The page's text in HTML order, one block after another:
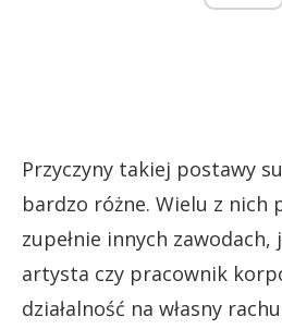
Przyczyny takiej postawy
bardzo różne. Wielu z nich
zupełnie innych
artysta czy pracownik
działalność na własny